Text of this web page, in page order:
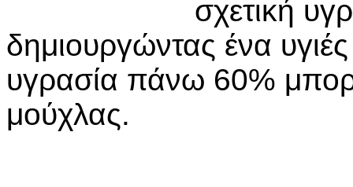
σχετική
δημιουργώντας ένα
υγρασία πάνω 60%
μούχλας.